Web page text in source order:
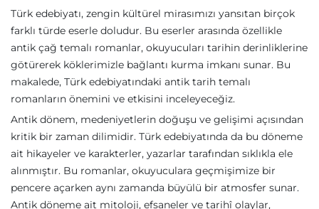
Türk edebiyatı, zengin kültürel mirasımızı yansıtan birçok
farklı türde eserle doludur. Bu eserler arasında özellikle
antik çağ temalı romanlar, okuyucuları tarihin derinliklerine
götürerek köklerimizle bağlantı kurma imkanı sunar. Bu
makalede, Türk edebiyatındaki antik tarih temalı
romanların önemini ve etkisini inceleyeceğiz.
Antik dönem, medeniyetlerin doğuşu ve gelişimi açısından
kritik bir zaman dilimidir. Türk edebiyatında da bu döneme
ait hikayeler ve karakterler, yazarlar tarafından sıklıkla ele
alınmıştır. Bu romanlar, okuyuculara geçmişimize bir
pencere açarken aynı zamanda büyülü bir atmosfer sunar.
Antik döneme ait mitoloji, efsaneler ve tarihî olaylar,